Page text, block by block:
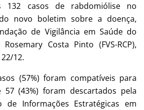
132 casos de rabdomiólise no
novo boletim sobre a doença,
de Vigilância em Saúde do
Costa Pinto (FVS-RCP),
12.
(57%) foram compatíveis para
(43%) foram descartados pela
de Informações Estratégicas em